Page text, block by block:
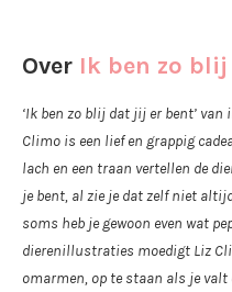
Over Ik ben zo
‘Ik ben zo blij dat jij er bent’
Climo is een lief en grappig
lach en een traan vertellen de
je bent, al zie je dat zelf niet
soms heb je gewoon even wat
dierenillustraties moedigt Liz
omarmen, op te staan als je valt